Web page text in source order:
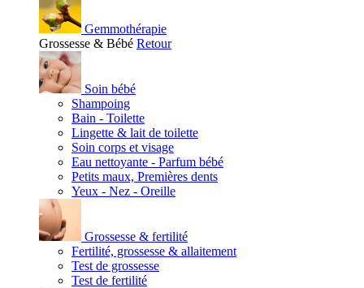
Gemmothérapie
Grossesse & Bébé Retour
Soin bébé
Shampoing
Bain - Toilette
Lingette & lait de toilette
Soin corps et visage
Eau nettoyante - Parfum bébé
Petits maux, Premières dents
Yeux - Nez - Oreille
Grossesse & fertilité
Fertilité, grossesse & allaitement
Test de grossesse
Test de fertilité